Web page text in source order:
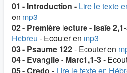
01 - Introduction - Lire le texte
en mp3
02 - Première lecture - Isaïe
Hébreu - Ecouter en mp3
03 - Psaume 122- Ecouter en
04 - Evangile - Marc1,1-3-
05 - Credo - Lire le texte en